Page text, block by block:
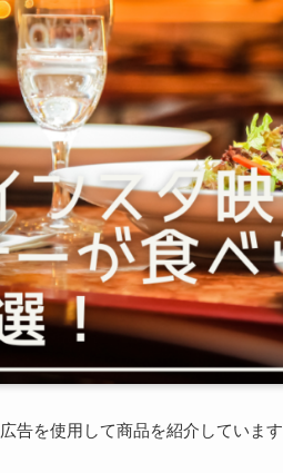
告を使用して商品を紹介しています